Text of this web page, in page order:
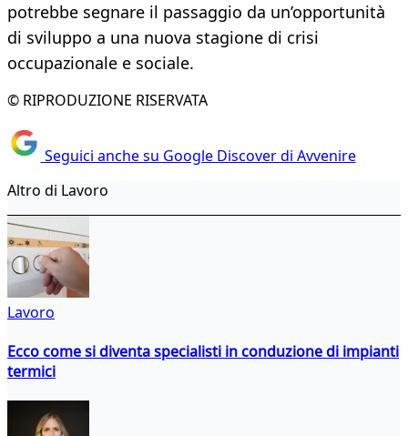
potrebbe segnare il passaggio da un’opportunità
di sviluppo a una nuova stagione di crisi
occupazionale e sociale.
© RIPRODUZIONE RISERVATA
Seguici anche su Google Discover di Avvenire
Altro di Lavoro
Lavoro
Ecco come si diventa specialisti in conduzione di impianti
termici